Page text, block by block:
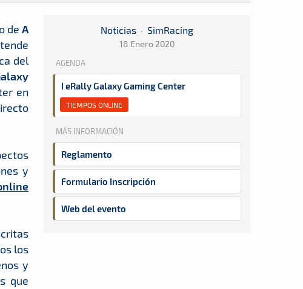
Noticias · SimRacing
18 Enero 2020
AGENDA
I eRally Galaxy Gaming Center
TIEMPOS ONLINE
MÁS INFORMACIÓN
Reglamento
Formulario Inscripción
Web del evento
deA
del
en
y
los
y
que